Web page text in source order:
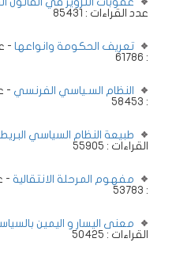
عدد القراءات : 85431
تعريف الحكومة وانواعها -
: 61786
النظام السـياسي الفرنسي -
: 58453
طبيعة النظام السياسي
القراءات : 55905
مفهوم المرحلة الانتقالية -
: 53783
معنى اليسار و اليمين
القراءات : 50425